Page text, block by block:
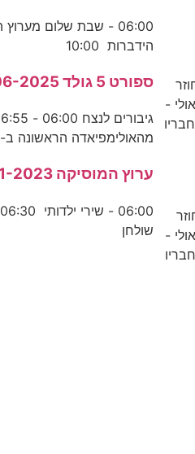
חוזר
-
חבריו
חוזר
-
חבריו
הידברות 10:00
ספורט 5 גולד 13-06-2025
מהאולימפיאדה הראשונה ב-1896 והמקצועות
ערוץ המוסיקה 03-11-2023
שולחן